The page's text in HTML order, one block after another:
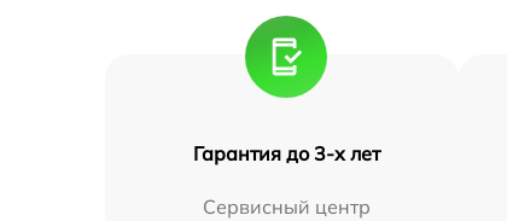
Гарантия до 3-х лет
Сервисный центр